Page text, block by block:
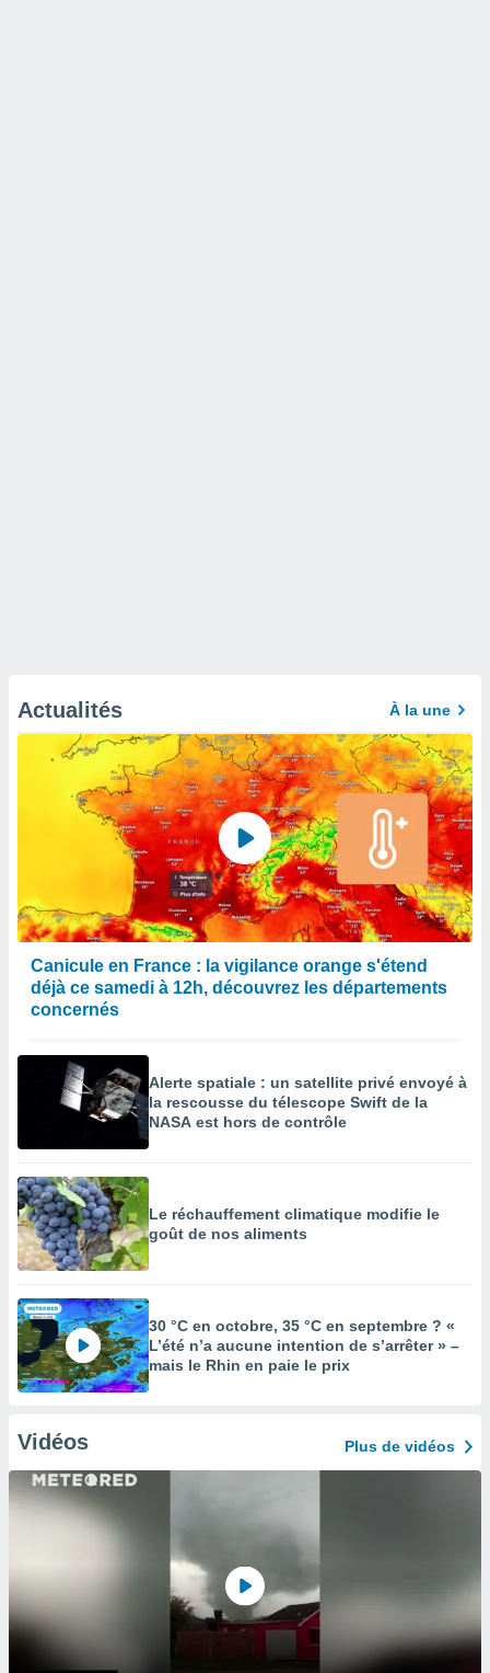
Actualités À la une
Canicule en France : la vigilance orange s'étend
déjà ce samedi à 12h, découvrez les départements
concernés
Alerte spatiale : un satellite privé envoyé à
la rescousse du télescope Swift de la
NASA est hors de contrôle
Le réchauffement climatique modifie le
goût de nos aliments
30 °C en octobre, 35 °C en septembre ? «
L’été n’a aucune intention de s’arrêter » –
mais le Rhin en paie le prix
Vidéos Plus de vidéos